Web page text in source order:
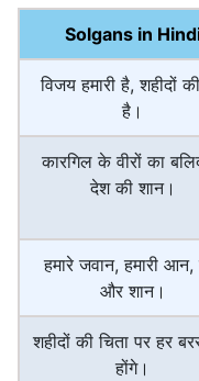
Solgans in
विजय हमारी है, शहीदों
है।
कारगिल के वीरों का
देश की शान।
हमारे जवान, हमारी आन,
और शान।
शहीदों की चिता पर हर
होंगे।